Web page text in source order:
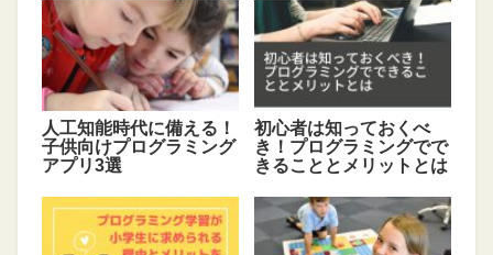
人工知能時代に備える！
子供向けプログラミング
アプリ3選
初心者は知っておくべ
き！プログラミングでで
きることとメリットとは